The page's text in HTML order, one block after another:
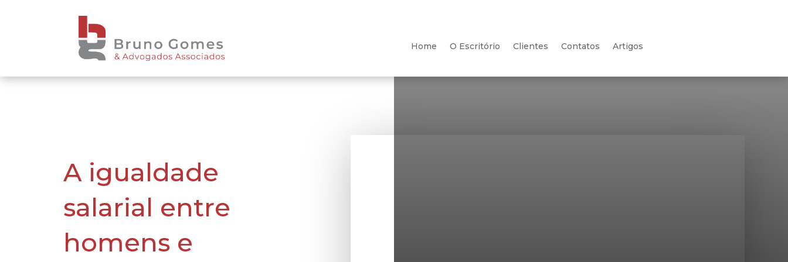
Home O Escritório Clientes Contatos Artigos
A igualdade
salarial entre
homens e